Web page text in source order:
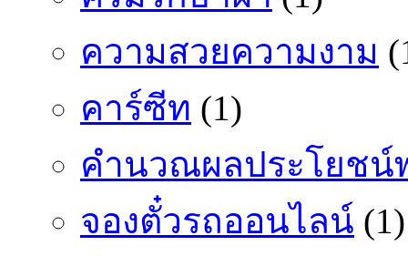
ความสวยความงาม
คาร์ซีท (1)
คำนวณผลประโยชน์
จองตั๋วรถออนไลน์ (1)